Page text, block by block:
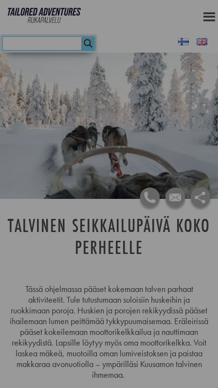
TALVINEN SEIKKAILUPÄIVÄ KOKO
PERHEELLE
Tässä ohjelmassa pääset kokemaan talven parhaat
aktiviteetit. Tule tutustumaan suloisiin huskeihin ja
ruokkimaan poroja. Huskien ja porojen rekikyydissä pääset
ihailemaan lumen peittämää tykkypuumaisemaa. Eräleirissä
pääset kokeilemaan moottorikelkkailua ja nauttimaan
rekikyydistä. Lapsille löytyy myös oma moottorikelkka. Voit
laskea mäkeä, muotoilla oman lumiveistoksen ja paistaa
makkaraa avonuotiolla – ympärilläsi Kuusamon talvinen
ihmemaa.